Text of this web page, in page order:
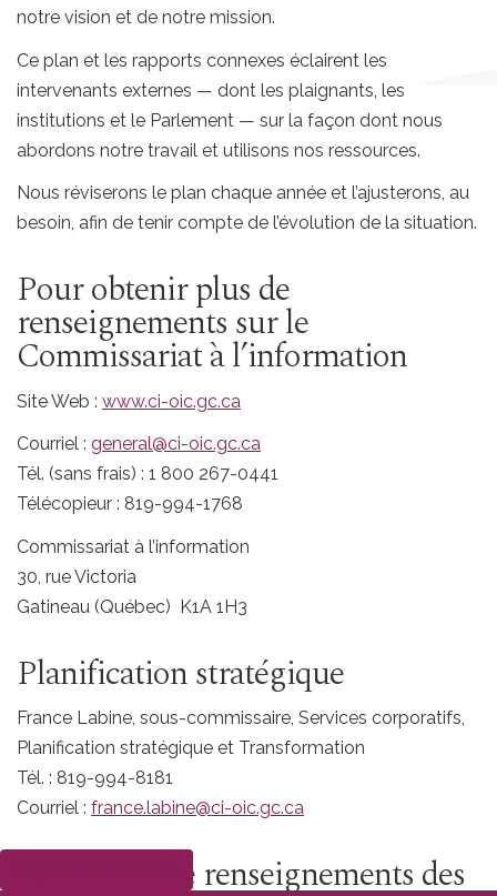
notre vision et de notre mission.
Ce plan et les rapports connexes éclairent les
intervenants externes — dont les plaignants, les
institutions et le Parlement — sur la façon dont nous
abordons notre travail et utilisons nos ressources.
Nous réviserons le plan chaque année et l’ajusterons, au
besoin, afin de tenir compte de l’évolution de la situation.
Pour obtenir plus de
renseignements sur le
Commissariat à l’information
Site Web : www.ci-oic.gc.ca
Courriel : general@ci-oic.gc.ca
Tél. (sans frais) : 1 800 267-0441
Télécopieur : 819-994-1768
Commissariat à l’information
30, rue Victoria
Gatineau (Québec) K1A 1H3
Planification stratégique
France Labine, sous-commissaire, Services corporatifs,
Planification stratégique et Transformation
Tél. : 819-994-8181
Courriel : france.labine@ci-oic.gc.ca
Demandes de renseignements des